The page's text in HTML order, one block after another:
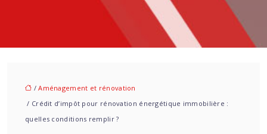
/Aménagement et rénovation
/ Crédit d’impôt pour rénovation énergétique immobilière :
quelles conditions remplir ?